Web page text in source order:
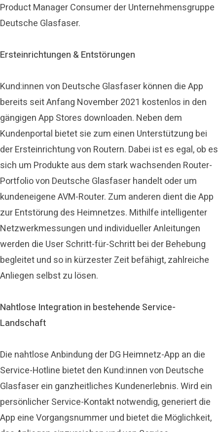
Product Manager Consumer der Unternehmensgruppe
Deutsche Glasfaser.
Ersteinrichtungen & Entstörungen
Kund:innen von Deutsche Glasfaser können die App
bereits seit Anfang November 2021 kostenlos in den
gängigen App Stores downloaden. Neben dem
Kundenportal bietet sie zum einen Unterstützung bei
der Ersteinrichtung von Routern. Dabei ist es egal, ob es
sich um Produkte aus dem stark wachsenden Router-
Portfolio von Deutsche Glasfaser handelt oder um
kundeneigene AVM-Router. Zum anderen dient die App
zur Entstörung des Heimnetzes. Mithilfe intelligenter
Netzwerkmessungen und individueller Anleitungen
werden die User Schritt-für-Schritt bei der Behebung
begleitet und so in kürzester Zeit befähigt, zahlreiche
Anliegen selbst zu lösen.
Nahtlose Integration in bestehende Service-
Landschaft
Die nahtlose Anbindung der DG Heimnetz-App an die
Service-Hotline bietet den Kund:innen von Deutsche
Glasfaser ein ganzheitliches Kundenerlebnis. Wird ein
persönlicher Service-Kontakt notwendig, generiert die
App eine Vorgangsnummer und bietet die Möglichkeit,